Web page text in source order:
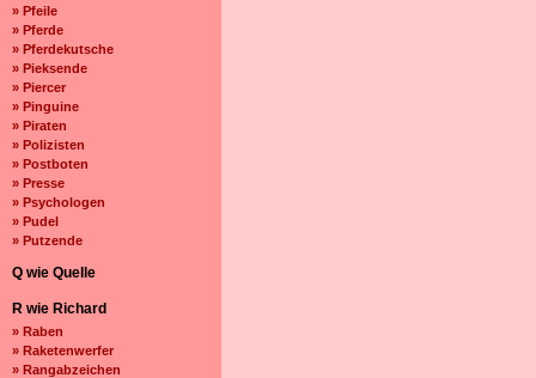
» Pfeile
» Pferde
» Pferdekutsche
» Pieksende
» Piercer
» Pinguine
» Piraten
» Polizisten
» Postboten
» Presse
» Psychologen
» Pudel
» Putzende
Q wie Quelle
R wie Richard
» Raben
» Raketenwerfer
» Rangabzeichen